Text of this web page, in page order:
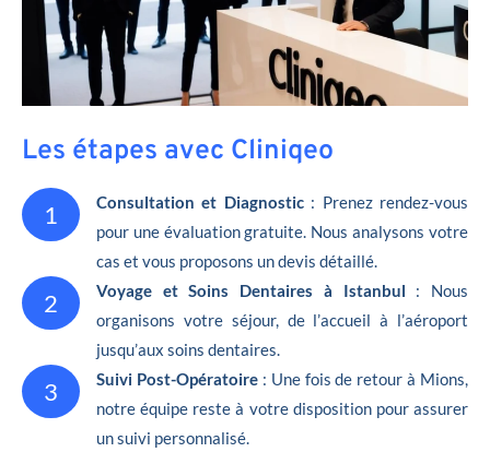
Les étapes avec Cliniqeo
1 Consultation et Diagnostic: Prenez rendez-vous
pour une évaluation gratuite. Nous analysons votre
cas et vous proposons un devis détaillé.
2 Voyage et Soins Dentaires à Istanbul : Nous
organisons votre séjour, de l’accueil à l’aéroport
jusqu’aux soins dentaires.
3 Suivi Post-Opératoire : Une fois de retour à Mions,
notre équipe reste à votre disposition pour assurer
un suivi personnalisé.